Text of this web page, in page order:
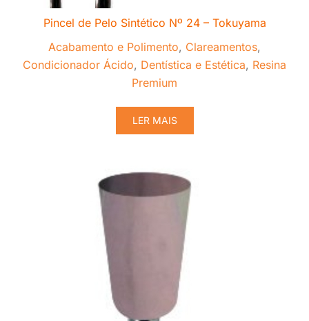
Pincel de Pelo Sintético Nº 24 – Tokuyama
Acabamento e Polimento, Clareamentos,
Condicionador Ácido, Dentística e Estética, Resina
Premium
LER MAIS